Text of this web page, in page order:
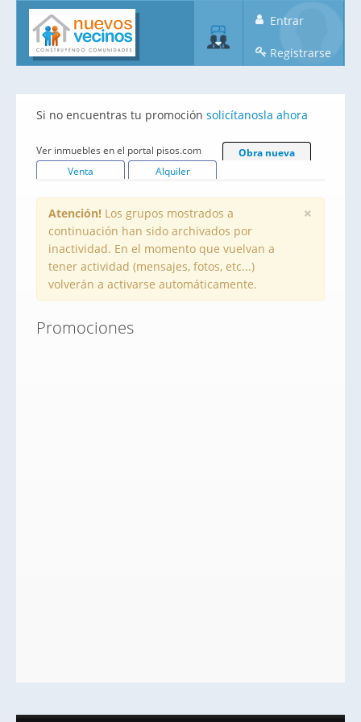
Entrar
Registrarse
Si no encuentras tu promoción solicítanosla ahora
Ver inmuebles en el portal pisos.com
Obra nueva
Venta
Alquiler
×
Atención! Los grupos mostrados a
continuación han sido archivados por
inactividad. En el momento que vuelvan a
tener actividad (mensajes, fotos, etc...)
volverán a activarse automáticamente.
Promociones